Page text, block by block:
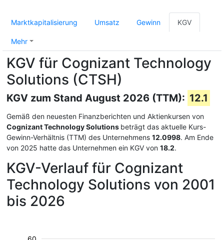
Marktkapitalisierung Umsatz Gewinn KGV
Mehr
KGV für Cognizant Technology
Solutions (CTSH)
KGV zum Stand August 2026 (TTM): 12.1
Gemäß den neuesten Finanzberichten und Aktienkursen von
Cognizant Technology Solutions beträgt das aktuelle Kurs-
Gewinn-Verhältnis (TTM) des Unternehmens 12.0998. Am Ende
von 2025 hatte das Unternehmen ein KGV von 18.2.
KGV-Verlauf für Cognizant
Technology Solutions von 2001
bis 2026